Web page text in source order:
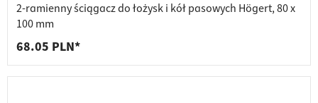
2-ramienny ściągacz do łożysk i kół pasowych Högert, 80 x
100 mm
68.05 PLN*